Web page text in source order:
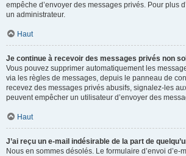
empêche d’envoyer des messages privés. Pour plus
un administrateur.
Haut
Je continue à recevoir des messages privés non
Vous pouvez supprimer automatiquement les
via les règles de messages, depuis le panneau de
recevez des messages privés abusifs, signalez-les
peuvent empêcher un utilisateur d’envoyer des
Haut
J’ai reçu un e-mail indésirable de la part de
Nous en sommes désolés. Le formulaire d’envoi d’e-